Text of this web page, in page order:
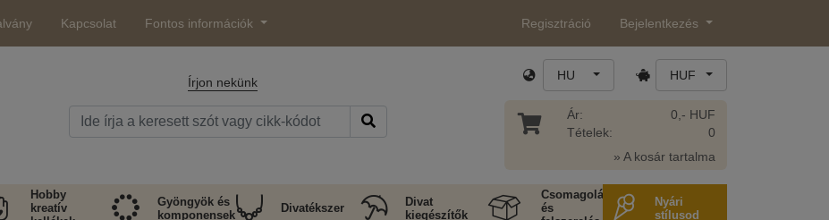
Kapcsolat Fontos információk Regisztráció Bejelentkezés
Írjon nekünk HU HUF
Ár:
Tételek:
0,- HUF
0
» A kosár tartalma
Hobby
kreatív
Gyöngyök és
komponensek
Divatékszer
Divat
kiegészítők
Csomagolás
és
Nyári
stílusod